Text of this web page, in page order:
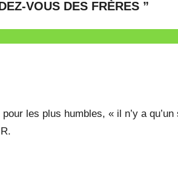
VOUS DES FRÈRES ”
les plus humbles, « il n’y a